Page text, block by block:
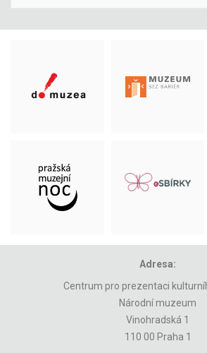
Adresa:
Centrum pro prezentaci
Národní muzeum
Vinohradská 1
110 00 Praha 1